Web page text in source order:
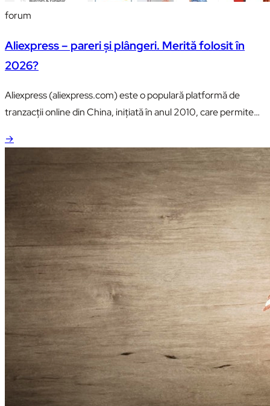
forum
Aliexpress – pareri şi plângeri. Merită folosit în
2026?
Aliexpress (aliexpress.com) este o populară platformă de
tranzacţii online din China, iniţiată în anul 2010, care permite
→